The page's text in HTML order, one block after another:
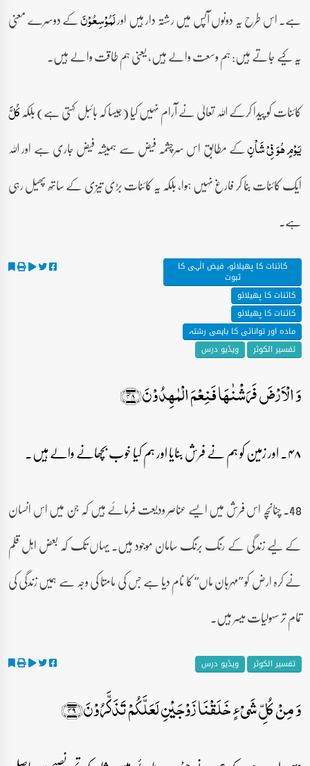
ہے۔ اس طرح یہ دونوں آپس میں رشتہ دار ہیں اورلَمُوۡسِعُوۡنَکے دوسرے معنی
یہ کیے جاتے ہیں: ہم وسعت والے ہیں، یعنی ہم طاقت والے ہیں۔
کائنات کو پیدا کرکے اللہ تعالیٰ نے آرام نہیں کیا (جیسا کہ بائبل کہتی ہے) بلکہکُلَّ
یَوۡمٍ ہُوَ فِیۡ شَاۡنٍکے مطابق اس سرچشمہ فیض سے ہمیشہ فیض جاری ہے اور اللہ
ایک کائنات بنا کر فارغ نہیں ہوا، بلکہ یہ کائنات بڑی تیزی کے ساتھ پھیل رہی
ہے۔
کائنات کا پھیلائو، فیض الٰہی کا
ثبوت
کائنات کا پھیلائو
کائنات کا پھیلائو
مادہ اور توانائی کا باہمی رشتہ
تفسیر الکوثر
ویڈیو درس
وَ الۡاَرۡضَ فَرَشۡنٰہَا فَنِعۡمَ الۡمٰہِدُوۡنَ﴿۴۸﴾
۴۸۔ اور زمین کو ہم نے فرش بنایا اور ہم کیا خوب بچھانے والے ہیں۔
48۔ چنانچہ اس فرش میں ایسے عناصر ودیعت فرمائے ہیں کہ جن میں اس انسان
کے لیے زندگی کے رنگ برنگ سامان موجود ہیں۔ یہاں تک کہ بعض اہل قلم
نے کرہ ارض کو ”مہربان ماں“ کا نام دیا ہے جس کی مامتا کی وجہ سے ہمیں زندگی کی
تمام تر سہولیات میسر ہیں۔
تفسیر الکوثر ویڈیو درس
وَ مِنۡ کُلِّ شَیۡءٍ خَلَقۡنَا زَوۡجَیۡنِ لَعَلَّکُمۡ تَذَکَّرُوۡنَ﴿۴۹﴾